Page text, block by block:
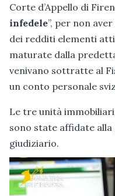
Corte d’Appello di
infedele”, per non
dei redditi elementi
maturate dalla
venivano sottratte al
un conto personale
Le tre unità
sono state affidate
giudiziario.